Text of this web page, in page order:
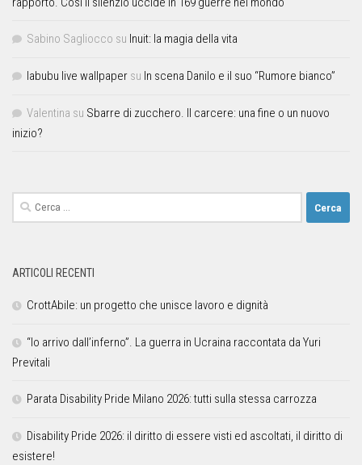
Sabino Sagliocco su Inuit: la magia della vita
labubu live wallpaper su In scena Danilo e il suo “Rumore bianco”
Valentina su Sbarre di zucchero. Il carcere: una fine o un nuovo
inizio?
ARTICOLI RECENTI
CrottAbile: un progetto che unisce lavoro e dignità
“Io arrivo dall’inferno”. La guerra in Ucraina raccontata da Yuri
Previtali
Parata Disability Pride Milano 2026: tutti sulla stessa carrozza
Disability Pride 2026: il diritto di essere visti ed ascoltati, il diritto di
esistere!